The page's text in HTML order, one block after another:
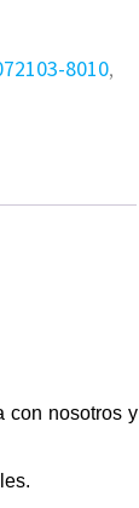
8010,
con nosotros y